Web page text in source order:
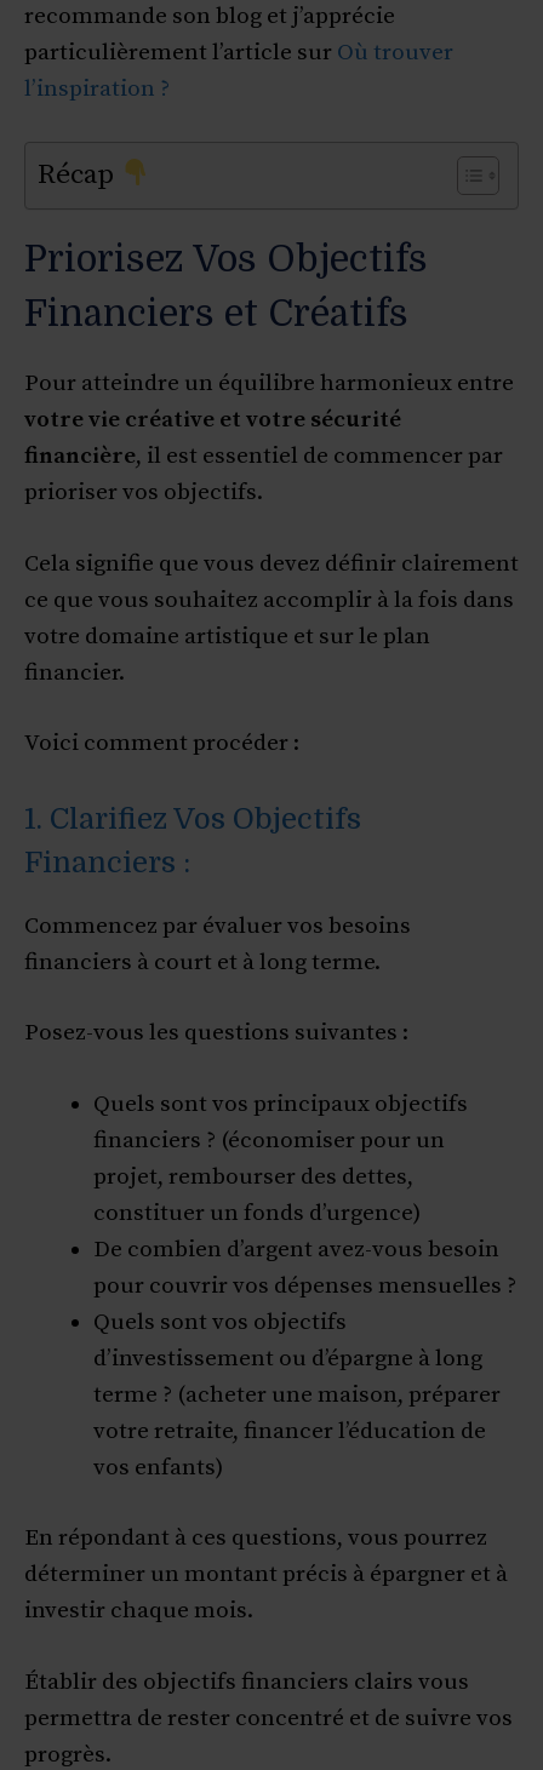
recommande son blog et j’apprécie
particulièrement l’article sur Où trouver
l’inspiration ?
Récap
Priorisez Vos Objectifs
Financiers et Créatifs
Pour atteindre un équilibre harmonieux entre
votre vie créative et votre sécurité
financière, il est essentiel de commencer par
prioriser vos objectifs.
Cela signifie que vous devez définir clairement
ce que vous souhaitez accomplir à la fois dans
votre domaine artistique et sur le plan
financier.
Voici comment procéder :
1. Clarifiez Vos Objectifs
Financiers :
Commencez par évaluer vos besoins
financiers à court et à long terme.
Posez-vous les questions suivantes :
Quels sont vos principaux objectifs
financiers ? (économiser pour un
projet, rembourser des dettes,
constituer un fonds d’urgence)
De combien d’argent avez-vous besoin
pour couvrir vos dépenses mensuelles ?
Quels sont vos objectifs
d’investissement ou d’épargne à long
terme ? (acheter une maison, préparer
votre retraite, financer l’éducation de
vos enfants)
En répondant à ces questions, vous pourrez
déterminer un montant précis à épargner et à
investir chaque mois.
Établir des objectifs financiers clairs vous
permettra de rester concentré et de suivre vos
progrès.